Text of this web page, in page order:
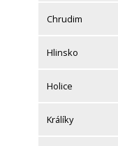
Chrudim
Hlinsko
Holice
Králíky